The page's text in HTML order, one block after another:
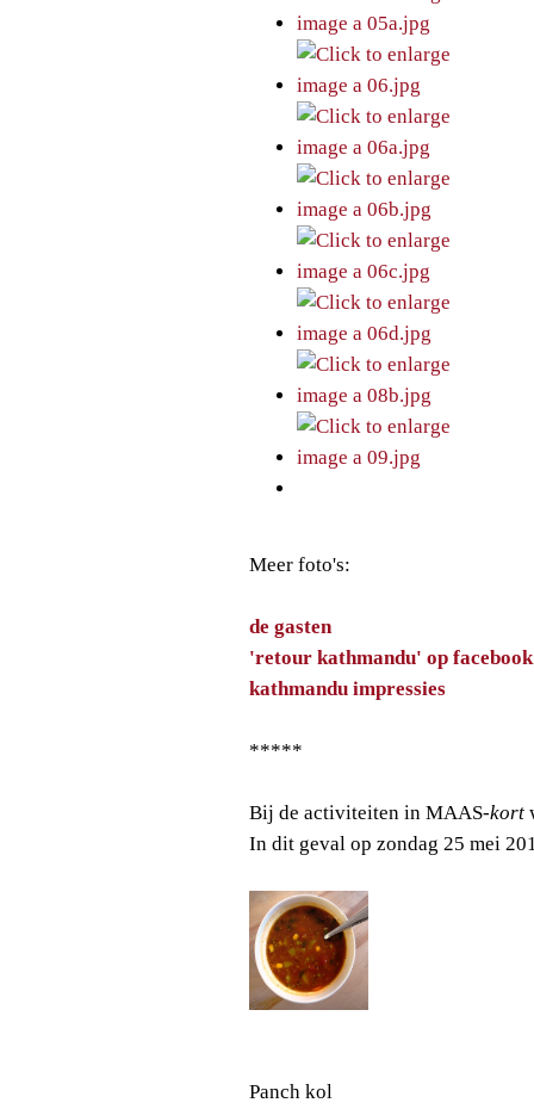
Meer foto's:
de gasten
'retour kathmandu' op facebook
kathmandu impressies
*****
Bij de activiteiten in MAAS-kort
In dit geval op zondag 25 mei
Panch kol